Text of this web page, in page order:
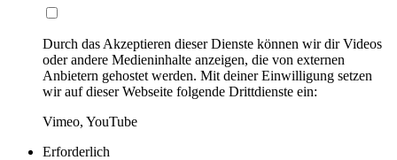
Durch das Akzeptieren dieser Dienste können wir dir Videos
oder andere Medieninhalte anzeigen, die von externen
Anbietern gehostet werden. Mit deiner Einwilligung setzen
wir auf dieser Webseite folgende Drittdienste ein:
Vimeo, YouTube
Erforderlich